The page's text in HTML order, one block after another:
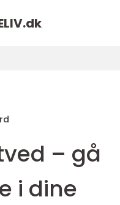
dk
– gå
i dine